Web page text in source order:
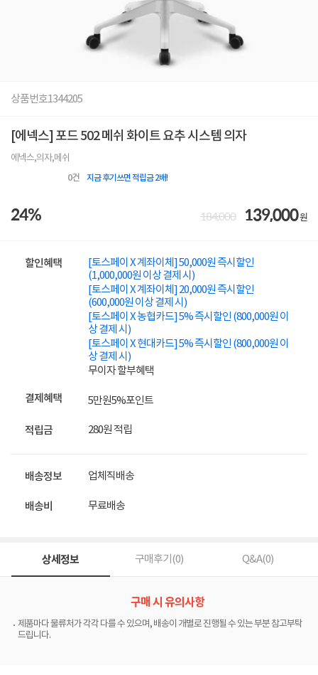
상품번호1344205
[에넥스] 포드 502 메쉬 화이트 요추 시스템 의자
에넥스,의자,메쉬
0건 지금 후기쓰면 적립금 2배!
24% 184,000 139,000원
할인혜택
[토스페이 X 계좌이체] 50,000원 즉시할인
(1,000,000원 이상 결제 시)
[토스페이 X 계좌이체] 20,000원 즉시할인
(600,000원 이상 결제 시)
[토스페이 X 농협카드] 5% 즉시할인 (800,000원 이
상 결제 시)
[토스페이 X 현대카드] 5% 즉시할인 (800,000원 이
상 결제 시)
무이자 할부혜택
결제혜택 5만원5%포인트
적립금 280원 적립
배송정보 업체직배송
배송비 무료배송
상세정보 구매후기(0) Q&A(0)
구매 시 유의사항
제품마다 물류처가 각각 다를 수 있으며, 배송이 개별로 진행될 수 있는 부분 참고부탁
드립니다.